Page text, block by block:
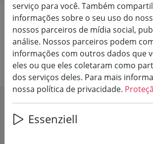
Home Adegas Adega Kriechel
Adega Peter Kriechel
serviço para você. Também
informações sobre o seu uso do
nossos parceiros de mídia social,
análise. Nossos parceiros podem
informações com outros dados que
eles ou que eles coletaram como
dos serviços deles. Para mais
nossa política de privacidade.
Essenziell